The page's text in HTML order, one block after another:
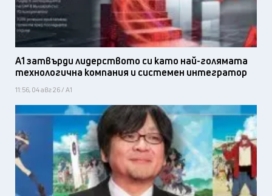
А1 затвърди лидерството си като най-голямата
технологична компания и системен интегратор
11:56, 04 авг 26 / А1